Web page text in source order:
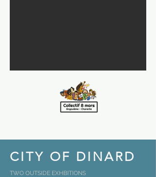
CITY OF DINARD
TWO OUTSIDE EXHBITIONS